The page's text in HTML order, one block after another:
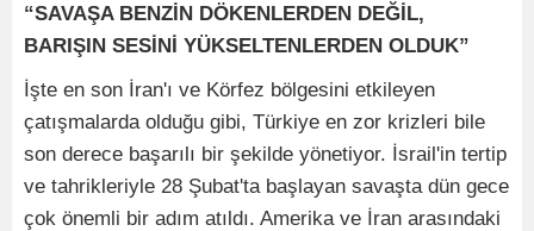
“SAVAŞA BENZİN DÖKENLERDEN DEĞİL,
BARIŞIN SESİNİ YÜKSELTENLERDEN OLDUK”
İşte en son İran'ı ve Körfez bölgesini etkileyen
çatışmalarda olduğu gibi, Türkiye en zor krizleri bile
son derece başarılı bir şekilde yönetiyor. İsrail'in tertip
ve tahrikleriyle 28 Şubat'ta başlayan savaşta dün gece
çok önemli bir adım atıldı. Amerika ve İran arasındaki